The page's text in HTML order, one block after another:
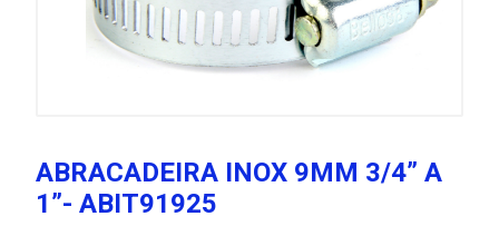
ABRACADEIRA INOX 9MM 3/4” A
1”- ABIT91925